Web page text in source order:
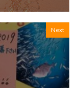
Next